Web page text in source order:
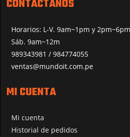
CONTÁCTANOS
Horarios: L-V. 9am~1pm y 2pm~6pm
Sáb. 9am~12m
989343981 / 984774055
ventas@mundoit.com.pe
MI CUENTA
Mi cuenta
Historial de pedidos